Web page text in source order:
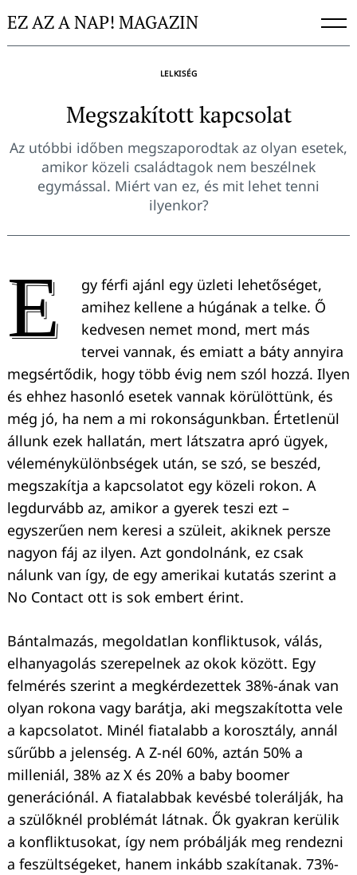
toEZ AZ A NAP! MAGAZIN
LELKISÉG
Megszakított kapcsolat
Az utóbbi időben megszaporodtak az olyan esetek,
amikor közeli családtagok nem beszélnek
egymással. Miért van ez, és mit lehet tenni
ilyenkor?
E
gy férfi ajánl egy üzleti lehetőséget,
amihez kellene a húgának a telke. Ő
kedvesen nemet mond, mert más
tervei vannak, és emiatt a báty annyira
megsértődik, hogy több évig nem szól hozzá. Ilyen
és ehhez hasonló esetek vannak körülöttünk, és
még jó, ha nem a mi rokonságunkban. Értetlenül
állunk ezek hallatán, mert látszatra apró ügyek,
véleménykülönbségek után, se szó, se beszéd,
megszakítja a kapcsolatot egy közeli rokon. A
legdurvább az, amikor a gyerek teszi ezt –
egyszerűen nem keresi a szüleit, akiknek persze
nagyon fáj az ilyen. Azt gondolnánk, ez csak
nálunk van így, de egy amerikai kutatás szerint a
No Contact ott is sok embert érint.
Bántalmazás, megoldatlan konfliktusok, válás,
elhanyagolás szerepelnek az okok között. Egy
felmérés szerint a megkérdezettek 38%-ának van
olyan rokona vagy barátja, aki megszakította vele
a kapcsolatot. Minél fiatalabb a korosztály, annál
sűrűbb a jelenség. A Z-nél 60%, aztán 50% a
milleniál, 38% az X és 20% a baby boomer
generációnál. A fiatalabbak kevésbé tolerálják, ha
a szülőknél problémát látnak. Ők gyakran kerülik
a konfliktusokat, így nem próbálják meg rendezni
a feszültségeket, hanem inkább szakítanak. 73%-